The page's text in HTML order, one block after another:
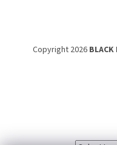
Copyright 2026 BLACK